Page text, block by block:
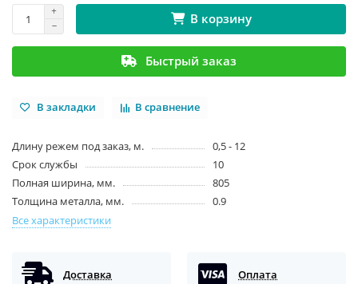
В корзину
Быстрый заказ
В закладки В сравнение
Длину режем под заказ, м.
0,5 - 12
Срок службы
10
Полная ширина, мм.
805
Толщина металла, мм.
0.9
Все характеристики
Доставка Оплата